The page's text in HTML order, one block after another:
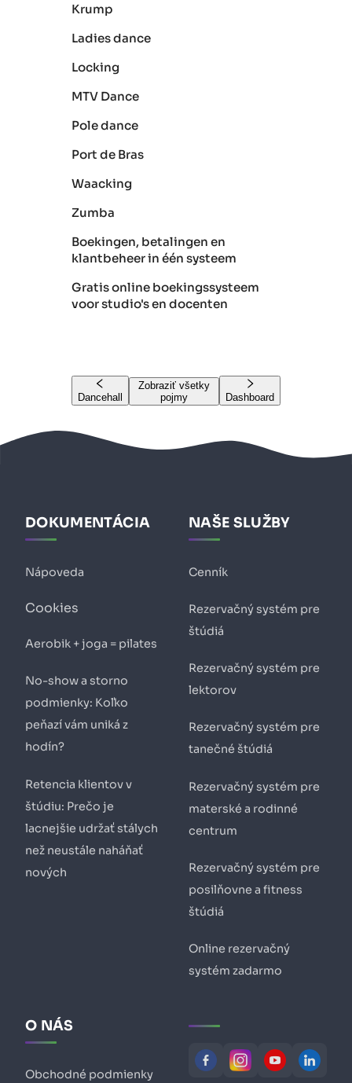
Krump
Ladies dance
Locking
MTV Dance
Pole dance
Port de Bras
Waacking
Zumba
Boekingen, betalingen en
klantbeheer in één systeem
Gratis online boekingssysteem
voor studio's en docenten
Dancehall
Zobraziť všetky
pojmy
Dashboard
DOKUMENTÁCIA
Nápoveda
Cookies
Aerobik + joga = pilates
No-show a storno
podmienky: Koľko
peňazí vám uniká z
hodín?
Retencia klientov v
štúdiu: Prečo je
lacnejšie udržať stálych
než neustále naháňať
nových
NAŠE SLUŽBY
Cenník
Rezervačný systém pre
štúdiá
Rezervačný systém pre
lektorov
Rezervačný systém pre
tanečné štúdiá
Rezervačný systém pre
materské a rodinné
centrum
Rezervačný systém pre
posilňovne a fitness
štúdiá
Online rezervačný
systém zadarmo
O NÁS
Obchodné podmienky